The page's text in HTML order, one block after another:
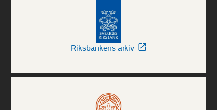
Riksbankens arkiv